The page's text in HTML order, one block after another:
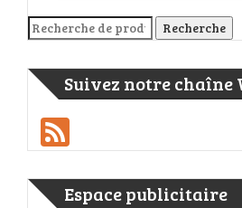
Recherche pour : Recherche
Suivez notre chaîne
Espace publicitaire